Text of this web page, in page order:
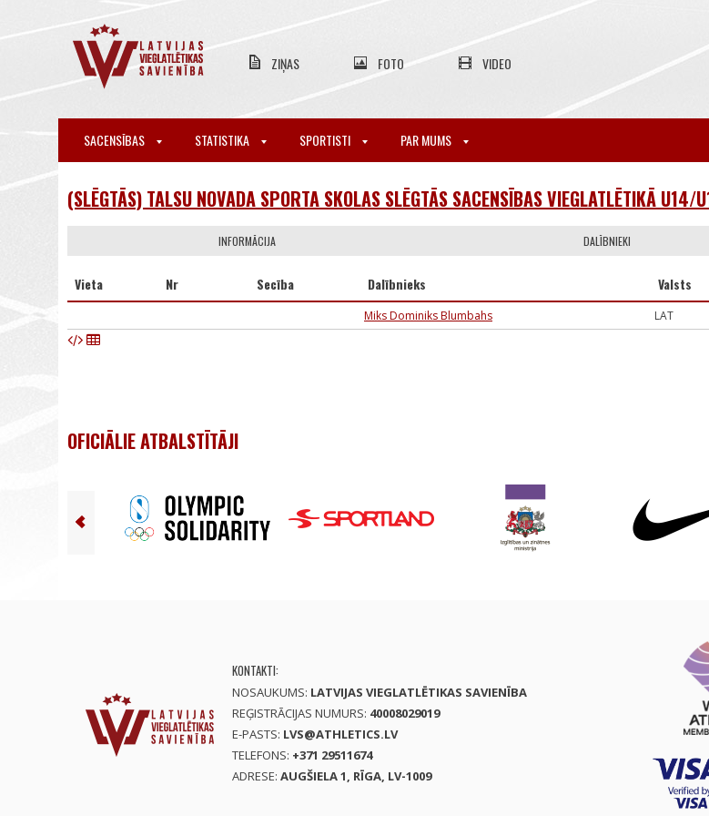
ZIŅAS FOTO VIDEO
SACENSĪBAS STATISTIKA SPORTISTI PAR MUMS
(SLĒGTĀS) TALSU NOVADA SPORTA SKOLAS SLĒGTĀS SACENSĪBAS VIEGLATLĒTIKĀ
INFORMĀCIJA DALĪBNIEKI
Vieta Nr Secība Dalībnieks Valsts
Miks Dominiks Blumbahs LAT
OFICIĀLIE ATBALSTĪTĀJI
KONTAKTI:
NOSAUKUMS: LATVIJAS VIEGLATLĒTIKAS SAVIENĪBA
REĢISTRĀCIJAS NUMURS: 40008029019
E-PASTS: LVS@ATHLETICS.LV
TELEFONS: +371 29511674
ADRESE: AUGŠIELA 1, RĪGA, LV-1009